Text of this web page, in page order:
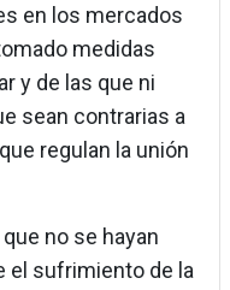
en los mercados
medidas
y de las que ni
sean contrarias a
regulan la unión
no se hayan
el sufrimiento de la